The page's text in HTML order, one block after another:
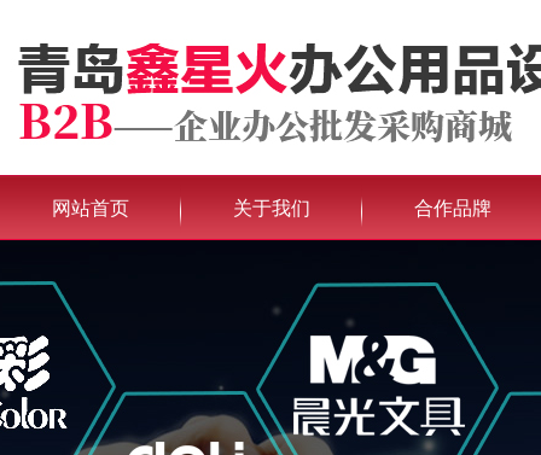
网站首页 关于我们 合作品牌